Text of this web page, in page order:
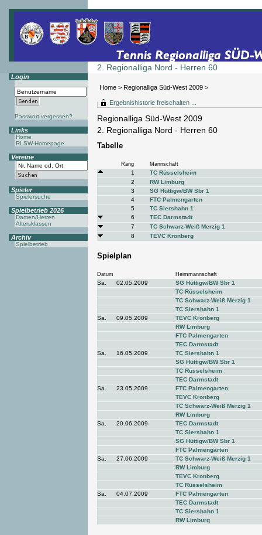
2. Regionalliga Nord - Herren 60
Home > Regionalliga Süd-West 2009 >
Login
Passwort vergessen?
Links
Home
RLSW-Homepage
Vereine
Spieler
Spielersuche
Spielbetrieb 2026
Damen/Herren
Altersklassen
Archiv
Spielbetrieb
Ergebnishistorie freischalten ...
Regionalliga Süd-West 2009
2. Regionalliga Nord - Herren 60
Tabelle
Rang Mannschaft
1
TC Rüsselsheim
2
RW Limburg
3
SG Hüttigw/BW Sbr 1
4
FTC Palmengarten
5
TC Siershahn 1
6
TEC Darmstadt
7
TC Schwarz-Weiß Merzig 1
8
TEVC Kronberg
Spielplan
Datum Heimmannschaft
Sa. 02.05.2009
SG Hüttigw/BW Sbr 1
TC Rüsselsheim
TC Schwarz-Weiß Merzig 1
TC Siershahn 1
Sa.
09.05.2009
TEVC Kronberg
RW Limburg
FTC Palmengarten
TEC Darmstadt
Sa.
16.05.2009
TC Siershahn 1
SG Hüttigw/BW Sbr 1
TC Rüsselsheim
TEC Darmstadt
Sa.
23.05.2009
FTC Palmengarten
TEVC Kronberg
TC Schwarz-Weiß Merzig 1
RW Limburg
Sa.
20.06.2009
TEC Darmstadt
TC Siershahn 1
SG Hüttigw/BW Sbr 1
FTC Palmengarten
Sa.
27.06.2009
TC Schwarz-Weiß Merzig 1
RW Limburg
TEVC Kronberg
TC Rüsselsheim
Sa.
04.07.2009
FTC Palmengarten
TEC Darmstadt
TC Siershahn 1
RW Limburg